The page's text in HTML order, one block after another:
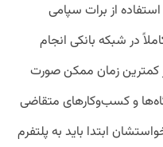
از برات سپامی
در شبکه بانکی انجام
کمترین زمان ممکن صورت
و کسب‌و‌کارهای متقاضی
ابتدا باید به پلتفرم